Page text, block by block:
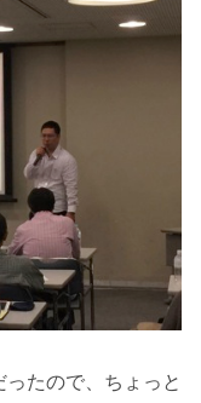
たので、ちょっと